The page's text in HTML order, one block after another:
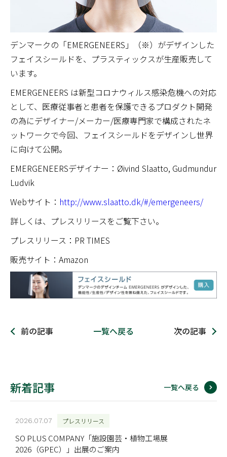
デンマークの「EMERGENEERS」（※）がデザインした
フェイスシールドを、プラスティックスが生産販売して
います。
EMERGENEERS は新型コロナウィルス感染危機への対応
として、医療従事者と患者を保護できるプロダクト開発
の為にデザイナー/メーカー/医療専門家で構成されたネ
ットワークで今回、フェイスシールドをデザインし世界
に向けて公開。
EMERGENEERSデザイナー：Øivind Slaatto, Gudmundur
Ludvik
Webサイト： http://www.slaatto.dk/#/emergeneers/
詳しくは、プレスリリースをご覧下さい。
プレスリリース：PR TIMES
販売サイト：Amazon
前の記事 一覧へ戻る 次の記事
新着記事 一覧へ戻る
2026.07.07 プレスリリース
SO PLUS COMPANY「施設園芸・植物工場展
2026（GPEC）」出展のご案内